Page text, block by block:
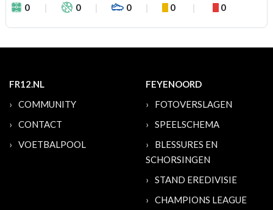
0
0 0 0 0
FR12.NL
COMMUNITY
CONTACT
VOETBALPOOL
FEYENOORD
FOTOVERSLAGEN
SPEELSCHEMA
BLESSURES EN
SCHORSINGEN
STAND EREDIVISIE
CHAMPIONS LEAGUE